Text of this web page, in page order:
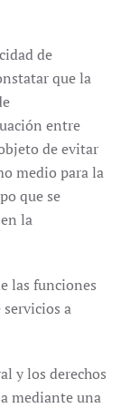
de
que la
entre
de evitar
medio para la
que se
la
las funciones
a
y los derechos
mediante una